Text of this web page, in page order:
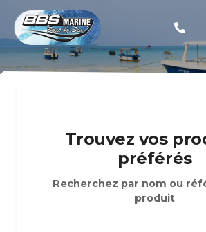
Trouvez vos
préférés
Recherchez par nom ou
produit